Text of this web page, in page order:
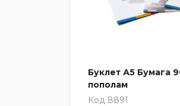
Буклет А5 Бумага
пополам
Код 8891